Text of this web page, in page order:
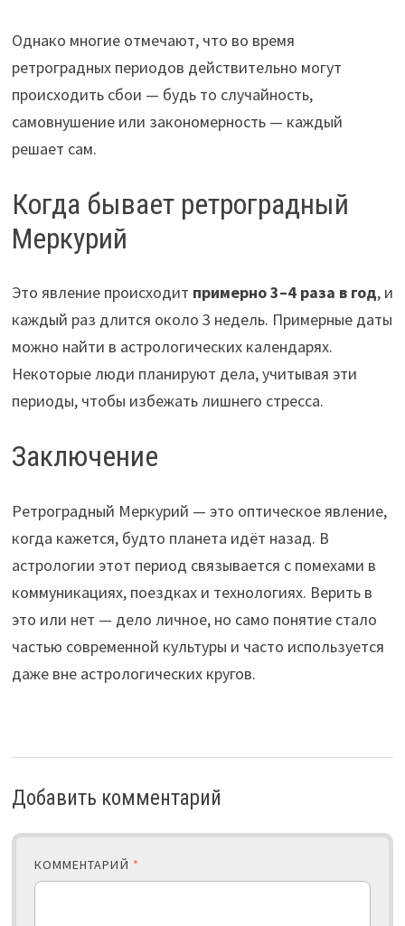
Однако многие отмечают, что во время
ретроградных периодов действительно могут
происходить сбои — будь то случайность,
самовнушение или закономерность — каждый
решает сам.
Когда бывает ретроградный
Меркурий
Это явление происходит примерно 3–4 раза в год, и
каждый раз длится около 3 недель. Примерные даты
можно найти в астрологических календарях.
Некоторые люди планируют дела, учитывая эти
периоды, чтобы избежать лишнего стресса.
Заключение
Ретроградный Меркурий — это оптическое явление,
когда кажется, будто планета идёт назад. В
астрологии этот период связывается с помехами в
коммуникациях, поездках и технологиях. Верить в
это или нет — дело личное, но само понятие стало
частью современной культуры и часто используется
даже вне астрологических кругов.
Добавить комментарий
КОММЕНТАРИЙ *